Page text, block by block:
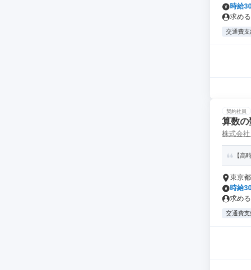
時給
求め
交通費
契約社員
算数
株式会
【高
東京
時給
求め
交通費